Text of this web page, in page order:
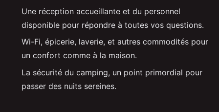
Une réception accueillante et du personnel
disponible pour répondre à toutes vos questions.
Wi-Fi, épicerie, laverie, et autres commodités pour
un confort comme à la maison.
La sécurité du camping, un point primordial pour
passer des nuits sereines.